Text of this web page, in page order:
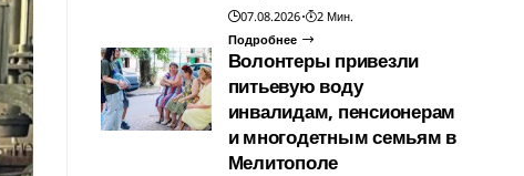
07.08.2026
2 Мин.
Подробнее
Волонтеры привезли
питьевую воду
инвалидам, пенсионерам
и многодетным семьям в
Мелитополе